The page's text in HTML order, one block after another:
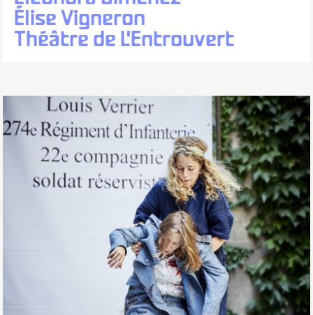
Élise Vigneron
Théâtre de L'Entrouvert